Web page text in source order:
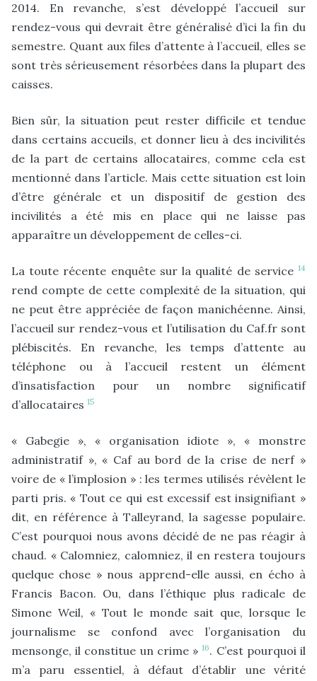
2014. En revanche, s’est développé l’accueil sur
rendez-vous qui devrait être généralisé d’ici la fin du
semestre. Quant aux files d’attente à l’accueil, elles se
sont très sérieusement résorbées dans la plupart des
caisses.
Bien sûr, la situation peut rester difficile et tendue
dans certains accueils, et donner lieu à des incivilités
de la part de certains allocataires, comme cela est
mentionné dans l’article. Mais cette situation est loin
d’être générale et un dispositif de gestion des
incivilités a été mis en place qui ne laisse pas
apparaître un développement de celles-ci.
La toute récente enquête sur la qualité de service 14
rend compte de cette complexité de la situation, qui
ne peut être appréciée de façon manichéenne. Ainsi,
l’accueil sur rendez-vous et l’utilisation du Caf.fr sont
plébiscités. En revanche, les temps d’attente au
téléphone ou à l’accueil restent un élément
d’insatisfaction pour un nombre significatif
d’allocataires 15
« Gabegie », « organisation idiote », « monstre
administratif », « Caf au bord de la crise de nerf »
voire de « l’implosion » : les termes utilisés révèlent le
parti pris. « Tout ce qui est excessif est insignifiant »
dit, en référence à Talleyrand, la sagesse populaire.
C’est pourquoi nous avons décidé de ne pas réagir à
chaud. « Calomniez, calomniez, il en restera toujours
quelque chose » nous apprend-elle aussi, en écho à
Francis Bacon. Ou, dans l’éthique plus radicale de
Simone Weil, « Tout le monde sait que, lorsque le
journalisme se confond avec l’organisation du
mensonge, il constitue un crime »16. C’est pourquoi il
m’a paru essentiel, à défaut d’établir une vérité